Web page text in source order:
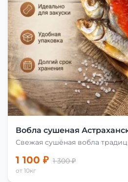
Вобла сушеная
Свежая сушёная вобла
1 100 ₽ 1 300 ₽
от 10кг